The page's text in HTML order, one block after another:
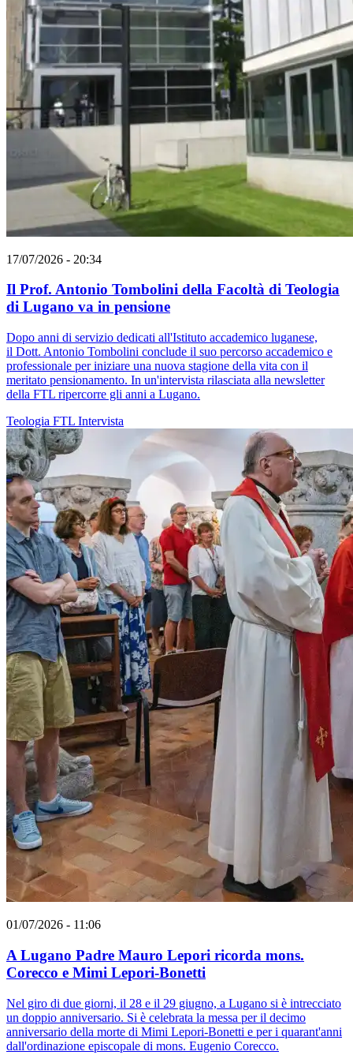
17/07/2026 - 20:34
Il Prof. Antonio Tombolini della Facoltà di Teologia
di Lugano va in pensione
Dopo anni di servizio dedicati all'Istituto accademico luganese,
il Dott. Antonio Tombolini conclude il suo percorso accademico e
professionale per iniziare una nuova stagione della vita con il
meritato pensionamento. In un'intervista rilasciata alla newsletter
della FTL ripercorre gli anni a Lugano.
Teologia FTL Intervista
01/07/2026 - 11:06
A Lugano Padre Mauro Lepori ricorda mons.
Corecco e Mimi Lepori-Bonetti
Nel giro di due giorni, il 28 e il 29 giugno, a Lugano si è intrecciato
un doppio anniversario. Si è celebrata la messa per il decimo
anniversario della morte di Mimi Lepori-Bonetti e per i quarant'anni
dall'ordinazione episcopale di mons. Eugenio Corecco.